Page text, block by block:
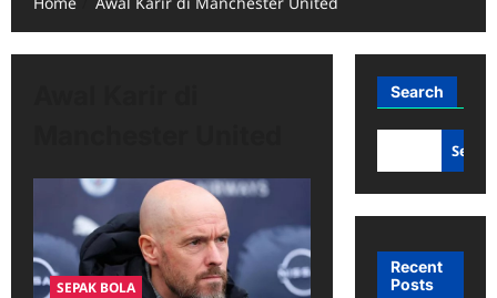
SEPAK BOLA
Search
Recent
Posts